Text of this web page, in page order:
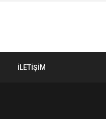
İLETIŞIM